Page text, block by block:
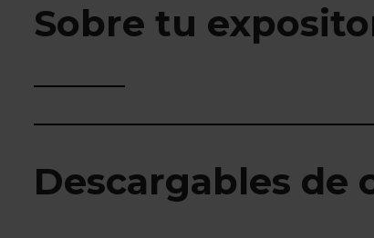
Sobre tu
Descargables de